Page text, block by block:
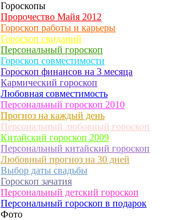
Гороскопы
Пророчество Майя 2012
Гороскоп работы и карьеры
Гороскоп свиданий
Персональный гороскоп
Гороскоп совместимости
Гороскоп финансов на 3 месяца
Кармический гороскоп
Любовная совместимость
Персональный гороскоп 2010
Прогноз на каждый день
Персональный любовный гороскоп
Китайский гороскоп 2009
Персональный китайский гороскоп
Любовный прогноз на 30 дней
Выбор даты свадьбы
Гороскоп зачатия
Персональный детский гороскоп
Персональный гороскоп в подарок
Фото